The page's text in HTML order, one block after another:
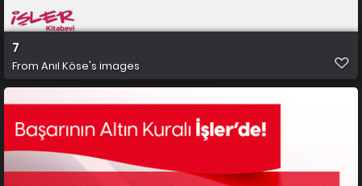
7
From Anıl Köse's images